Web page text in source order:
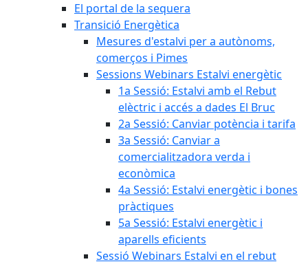
El portal de la sequera
Transició Energètica
Mesures d'estalvi per a autònoms,
comerços i Pimes
Sessions Webinars Estalvi energètic
1a Sessió: Estalvi amb el Rebut
elèctric i accés a dades El Bruc
2a Sessió: Canviar potència i tarifa
3a Sessió: Canviar a
comercialitzadora verda i
econòmica
4a Sessió: Estalvi energètic i bones
pràctiques
5a Sessió: Estalvi energètic i
aparells eficients
Sessió Webinars Estalvi en el rebut